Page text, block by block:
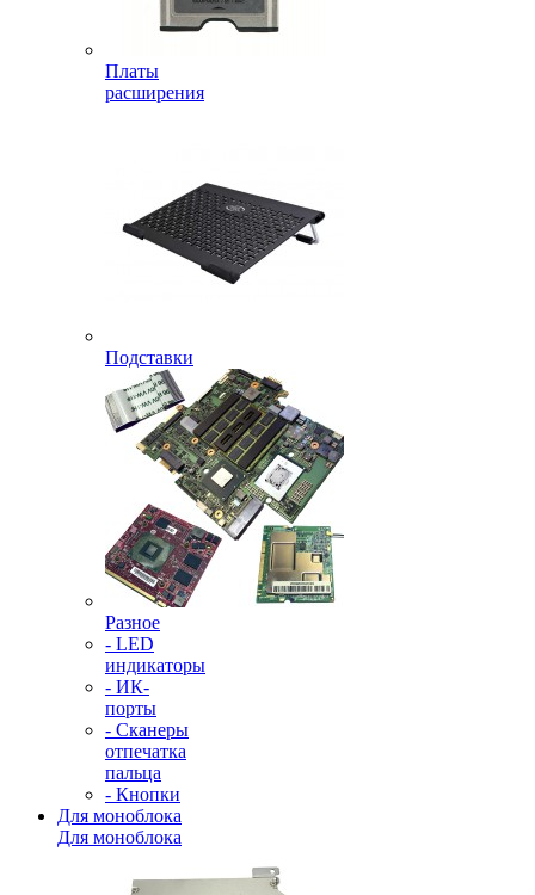
Платы
расширения
Подставки
Разное
- LED
индикаторы
- ИК-
порты
- Сканеры
отпечатка
пальца
- Кнопки
Для моноблока
Для моноблока